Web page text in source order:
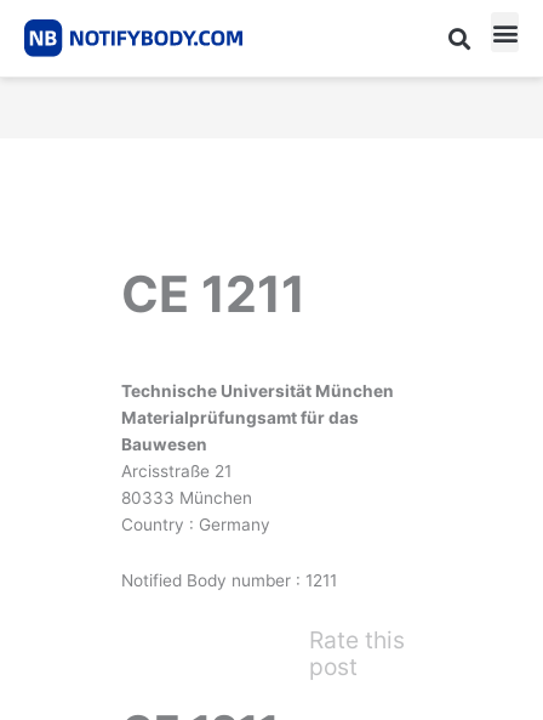
CE 1211
Technische Universität München
Materialprüfungsamt für das
Bauwesen
Arcisstraße 21
80333 München
Country : Germany
Notified Body number : 1211
Rate this
post